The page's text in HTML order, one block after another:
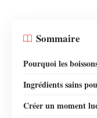
Sommaire
Pourquoi les
Ingrédients sains
Créer un moment